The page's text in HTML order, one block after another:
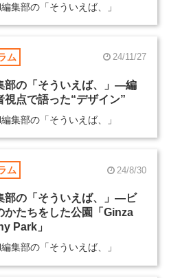
集部の「そういえば、」
ム 24/11/27
部の「そういえば、」―編
視点で語った“デザイン”
集部の「そういえば、」
ム 24/8/30
部の「そういえば、」―ビ
かたちをした公園「Ginza
Park」
集部の「そういえば、」